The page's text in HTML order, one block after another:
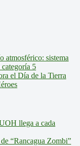
atmosférico: sistema
categoría 5
el Día de la Tierra
llega a cada
“Rancagua Zombi”